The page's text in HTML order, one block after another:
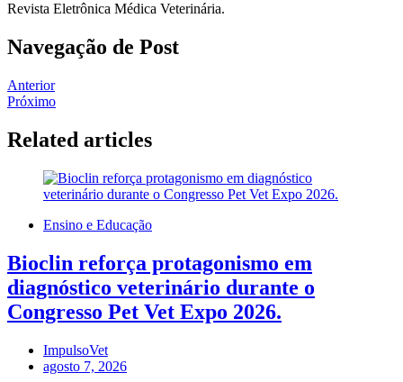
Revista Eletrônica Médica Veterinária.
Navegação de Post
Anterior
Próximo
Related articles
Ensino e Educação
Bioclin reforça protagonismo em
diagnóstico veterinário durante o
Congresso Pet Vet Expo 2026.
ImpulsoVet
agosto 7, 2026